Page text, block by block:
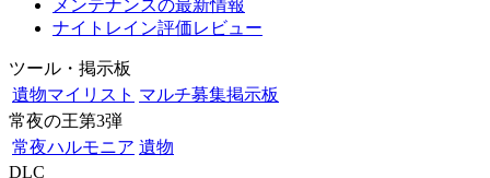
メンテナンスの最新情報
ナイトレイン評価レビュー
ツール・掲示板
遺物マイリスト マルチ募集掲示板
常夜の王第3弾
常夜ハルモニア 遺物
DLC